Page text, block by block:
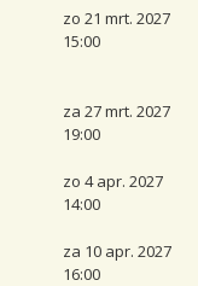
zo 21 mrt. 2027
15:00
za 27 mrt. 2027
19:00
zo 4 apr. 2027
14:00
za 10 apr. 2027
16:00